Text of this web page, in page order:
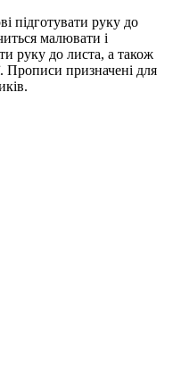
підготувати руку до
малювати і
руку до листа, а також
Прописи призначені для